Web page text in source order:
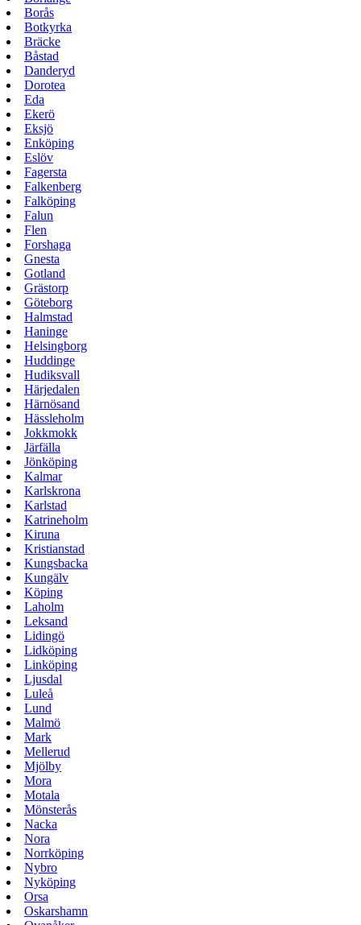
Borås
Botkyrka
Bräcke
Båstad
Danderyd
Dorotea
Eda
Ekerö
Eksjö
Enköping
Eslöv
Fagersta
Falkenberg
Falköping
Falun
Flen
Forshaga
Gnesta
Gotland
Grästorp
Göteborg
Halmstad
Haninge
Helsingborg
Huddinge
Hudiksvall
Härjedalen
Härnösand
Hässleholm
Jokkmokk
Järfälla
Jönköping
Kalmar
Karlskrona
Karlstad
Katrineholm
Kiruna
Kristianstad
Kungsbacka
Kungälv
Köping
Laholm
Leksand
Lidingö
Lidköping
Linköping
Ljusdal
Luleå
Lund
Malmö
Mark
Mellerud
Mjölby
Mora
Motala
Mönsterås
Nacka
Nora
Norrköping
Nybro
Nyköping
Orsa
Oskarshamn